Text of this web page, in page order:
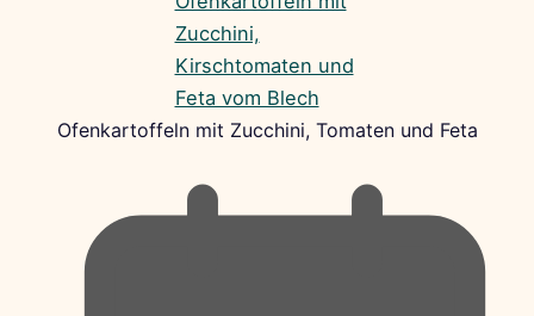
Ofenkartoffeln mit Zucchini, Tomaten und Feta